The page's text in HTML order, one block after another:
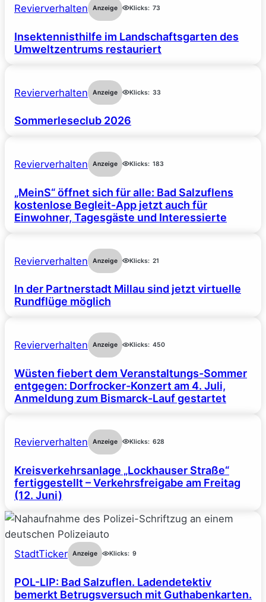
Revierverhalten Anzeige Klicks: 73
Insektennisthilfe im Landschaftsgarten des
Umweltzentrums restauriert
Revierverhalten Anzeige Klicks: 33
Sommerleseclub 2026
Revierverhalten Anzeige Klicks: 183
„MeinS“ öffnet sich für alle: Bad Salzuflens
kostenlose Begleit-App jetzt auch für
Einwohner, Tagesgäste und Interessierte
Revierverhalten Anzeige Klicks: 21
In der Partnerstadt Millau sind jetzt virtuelle
Rundflüge möglich
Revierverhalten Anzeige Klicks: 450
Wüsten fiebert dem Veranstaltungs-Sommer
entgegen: Dorfrocker-Konzert am 4. Juli,
Anmeldung zum Bismarck-Lauf gestartet
Revierverhalten Anzeige Klicks: 628
Kreisverkehrsanlage „Lockhauser Straße“
fertiggestellt – Verkehrsfreigabe am Freitag
(12. Juni)
StadtTicker Anzeige Klicks: 9
POL-LIP: Bad Salzuflen. Ladendetektiv
bemerkt Betrugsversuch mit Guthabenkarten.